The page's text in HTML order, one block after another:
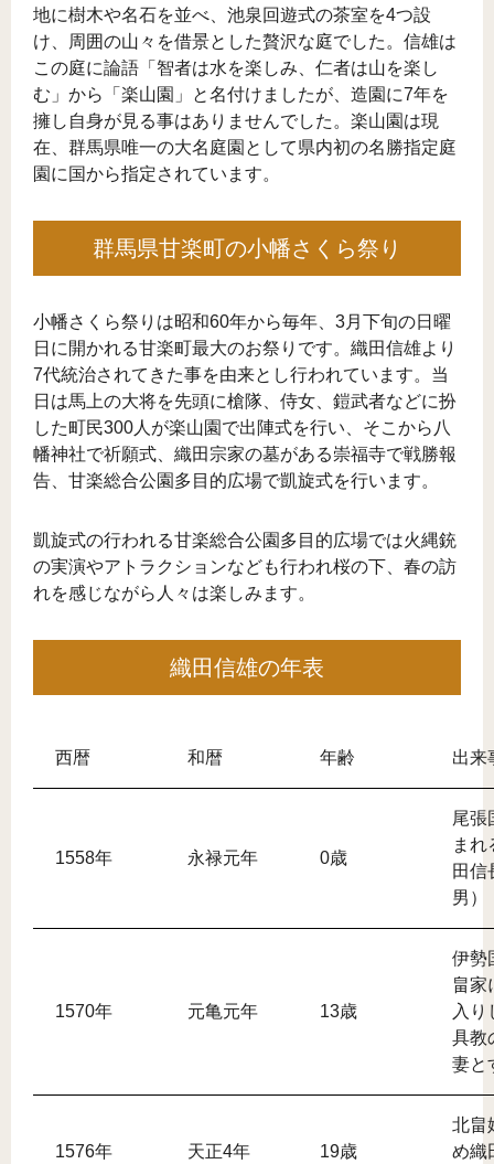
地に樹木や名石を並べ、池泉回遊式の茶室を4つ設
け、周囲の山々を借景とした贅沢な庭でした。信雄は
この庭に論語「智者は水を楽しみ、仁者は山を楽し
む」から「楽山園」と名付けましたが、造園に7年を
擁し自身が見る事はありませんでした。楽山園は現
在、群馬県唯一の大名庭園として県内初の名勝指定庭
園に国から指定されています。
群馬県甘楽町の小幡さくら祭り
小幡さくら祭りは昭和60年から毎年、3月下旬の日曜
日に開かれる甘楽町最大のお祭りです。織田信雄より
7代統治されてきた事を由来とし行われています。当
日は馬上の大将を先頭に槍隊、侍女、鎧武者などに扮
した町民300人が楽山園で出陣式を行い、そこから八
幡神社で祈願式、織田宗家の墓がある崇福寺で戦勝報
告、甘楽総合公園多目的広場で凱旋式を行います。
凱旋式の行われる甘楽総合公園多目的広場では火縄銃
の実演やアトラクションなども行われ桜の下、春の訪
れを感じながら人々は楽しみます。
織田信雄の年表
西暦 和暦 年齢 出来
1558年 永禄元年 0歳
尾張
まれ
田信
男）
1570年 元亀元年 13歳
伊勢
畠家
入り
具教
妻と
1576年 天正4年 19歳
北畠
め織